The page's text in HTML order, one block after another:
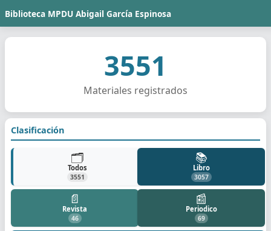
Biblioteca MPDU Abigail García Espinosa
3551
Materiales registrados
Clasificación
🗂️
Todos
3551
📚
Libro
3057
📄
Revista
46
📰
Periodico
69